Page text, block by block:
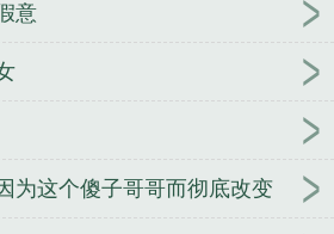
意
为这个傻子哥哥而彻底改变